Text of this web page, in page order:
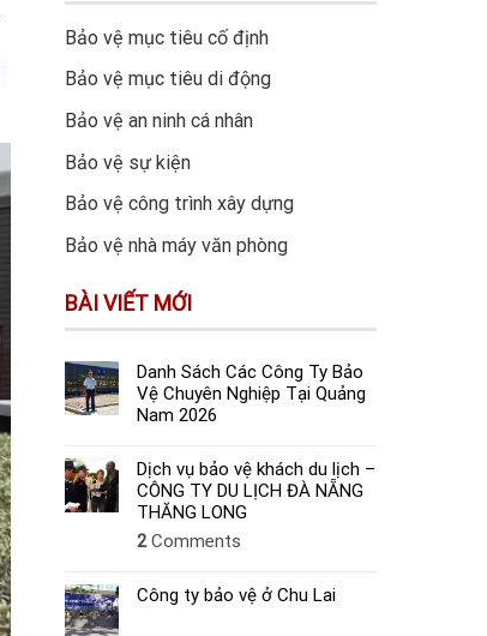
Bảo vệ mục tiêu cố định
Bảo vệ mục tiêu di động
Bảo vệ an ninh cá nhân
Bảo vệ sự kiện
Bảo vệ công trình xây dựng
Bảo vệ nhà máy văn phòng
BÀI VIẾT MỚI
Danh Sách Các Công Ty Bảo
Vệ Chuyên Nghiệp Tại Quảng
Nam 2026
Dịch vụ bảo vệ khách du lịch –
CÔNG TY DU LỊCH ĐÀ NẴNG
THĂNG LONG
2Comments
Công ty bảo vệ ở Chu Lai